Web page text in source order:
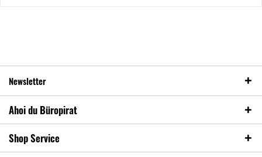
Newsletter
Ahoi du Büropirat
Shop Service